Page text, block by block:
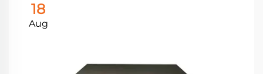
18
Aug